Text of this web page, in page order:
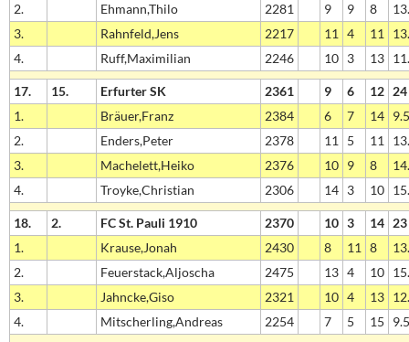
2.
Ehmann,Thilo 2281 9 9 8
3.
Rahnfeld,Jens 2217 11 4 11
4.
Ruff,Maximilian 2246 10 3 13
17. 15. Erfurter SK 2361 9 6 12
1.
Bräuer,Franz 2384 6 7 14
2.
Enders,Peter 2378 11 5 11
3.
Machelett,Heiko 2376 10 9 8
4.
Troyke,Christian 2306 14 3 10
18. 2. FC St. Pauli 1910 2370 10 3 14
1.
Krause,Jonah 2430 8 11 8
2.
Feuerstack,Aljoscha 2475 13 4 10
3.
Jahncke,Giso 2321 10 4 13
4.
Mitscherling,Andreas 2254 7 5 15